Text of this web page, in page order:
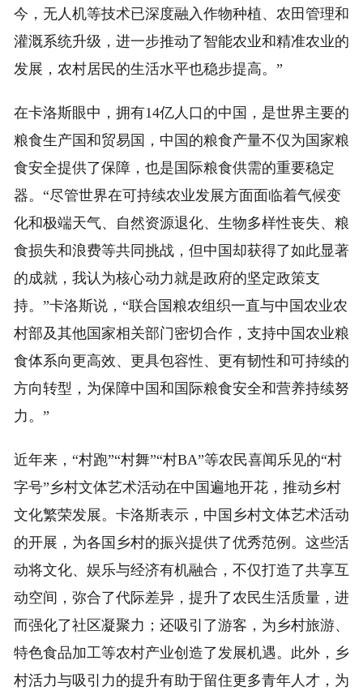
今，无人机等技术已深度融入作物种植、农田管理和
灌溉系统升级，进一步推动了智能农业和精准农业的
发展，农村居民的生活水平也稳步提高。”
在卡洛斯眼中，拥有14亿人口的中国，是世界主要的
粮食生产国和贸易国，中国的粮食产量不仅为国家粮
食安全提供了保障，也是国际粮食供需的重要稳定
器。“尽管世界在可持续农业发展方面面临着气候变
化和极端天气、自然资源退化、生物多样性丧失、粮
食损失和浪费等共同挑战，但中国却获得了如此显著
的成就，我认为核心动力就是政府的坚定政策支
持。”卡洛斯说，“联合国粮农组织一直与中国农业农
村部及其他国家相关部门密切合作，支持中国农业粮
食体系向更高效、更具包容性、更有韧性和可持续的
方向转型，为保障中国和国际粮食安全和营养持续努
力。”
近年来，“村跑”“村舞”“村BA”等农民喜闻乐见的“村
字号”乡村文体艺术活动在中国遍地开花，推动乡村
文化繁荣发展。卡洛斯表示，中国乡村文体艺术活动
的开展，为各国乡村的振兴提供了优秀范例。这些活
动将文化、娱乐与经济有机融合，不仅打造了共享互
动空间，弥合了代际差异，提升了农民生活质量，进
而强化了社区凝聚力；还吸引了游客，为乡村旅游、
特色食品加工等农村产业创造了发展机遇。此外，乡
村活力与吸引力的提升有助于留住更多青年人才，为